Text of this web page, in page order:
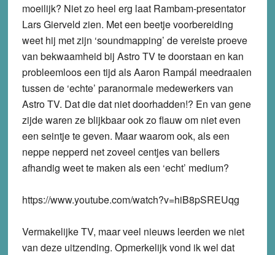
moeilijk? Niet zo heel erg laat Rambam-presentator
Lars Gierveld zien. Met een beetje voorbereiding
weet hij met zijn ‘soundmapping’ de vereiste proeve
van bekwaamheid bij Astro TV te doorstaan en kan
probleemloos een tijd als Aaron Rampál meedraaien
tussen de ‘echte’ paranormale medewerkers van
Astro TV. Dat die dat niet doorhadden!? En van gene
zijde waren ze blijkbaar ook zo flauw om niet even
een seintje te geven. Maar waarom ook, als een
neppe nepperd net zoveel centjes van bellers
afhandig weet te maken als een ‘echt’ medium?
https://www.youtube.com/watch?v=hiB8pSREUqg
Vermakelijke TV, maar veel nieuws leerden we niet
van deze uitzending. Opmerkelijk vond ik wel dat